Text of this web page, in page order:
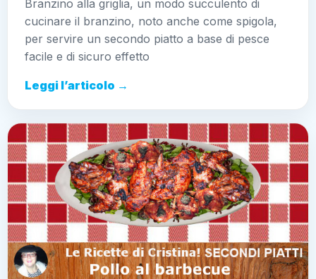
Branzino alla griglia, un modo succulento di
cucinare il branzino, noto anche come spigola,
per servire un secondo piatto a base di pesce
facile e di sicuro effetto
Leggi l’articolo →